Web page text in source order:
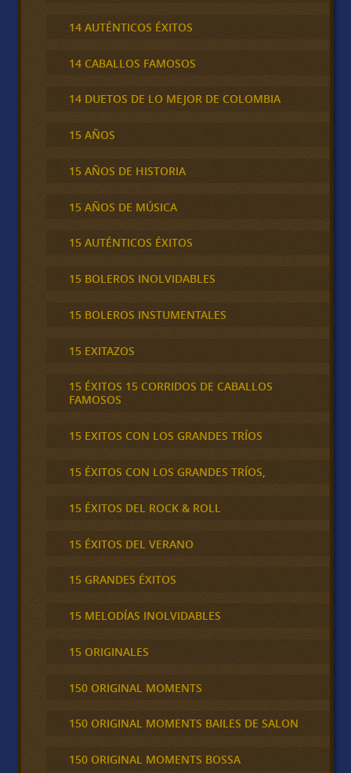
14 AUTÉNTICOS ÉXITOS
14 CABALLOS FAMOSOS
14 DUETOS DE LO MEJOR DE COLOMBIA
15 AÑOS
15 AÑOS DE HISTORIA
15 AÑOS DE MÚSICA
15 AUTÉNTICOS ÉXITOS
15 BOLEROS INOLVIDABLES
15 BOLEROS INSTUMENTALES
15 EXITAZOS
15 ÉXITOS 15 CORRIDOS DE CABALLOS
FAMOSOS
15 EXITOS CON LOS GRANDES TRÍOS
15 ÉXITOS CON LOS GRANDES TRÍOS,
15 ÉXITOS DEL ROCK & ROLL
15 ÉXITOS DEL VERANO
15 GRANDES ÉXITOS
15 MELODÍAS INOLVIDABLES
15 ORIGINALES
150 ORIGINAL MOMENTS
150 ORIGINAL MOMENTS BAILES DE SALON
150 ORIGINAL MOMENTS BOSSA